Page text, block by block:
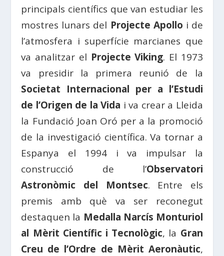
principals científics que van estudiar les
mostres lunars del Projecte Apollo i de
l’atmosfera i superfície marcianes que
va analitzar el Projecte Viking. El 1973
va presidir la primera reunió de la
Societat Internacional per a l’Estudi
de l’Origen de la Vida i va crear a Lleida
la Fundació Joan Oró per a la promoció
de la investigació científica. Va tornar a
Espanya el 1994 i va impulsar la
construcció de l’Observatori
Astronòmic del Montsec. Entre els
premis amb què va ser reconegut
destaquen la Medalla Narcís Monturiol
al Mèrit Científic i Tecnològic, la Gran
Creu de l’Ordre de Mèrit Aeronàutic,